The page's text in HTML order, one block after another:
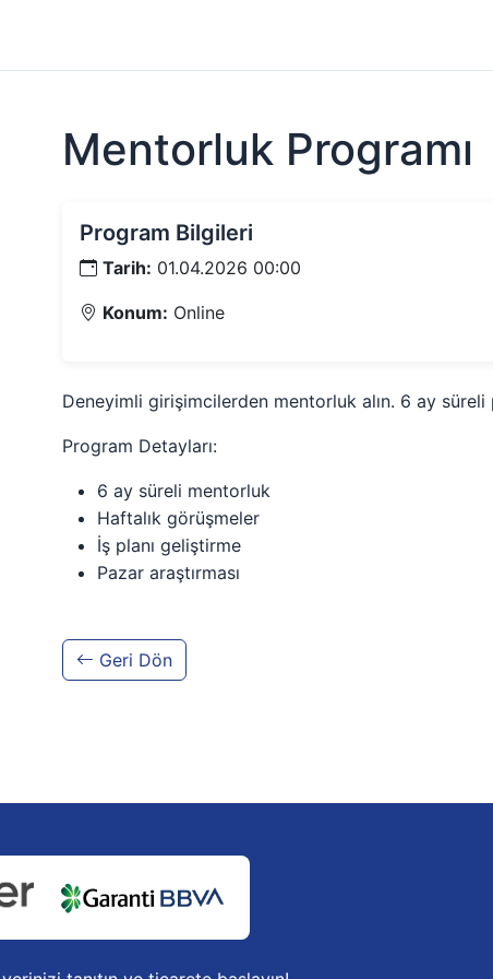
Mentorluk Programı
Program Bilgileri
Tarih: 01.04.2026 00:00
Konum: Online
Deneyimli girişimcilerden mentorluk alın. 6 ay
Program Detayları:
6 ay süreli mentorluk
Haftalık görüşmeler
İş planı geliştirme
Pazar araştırması
Geri Dön